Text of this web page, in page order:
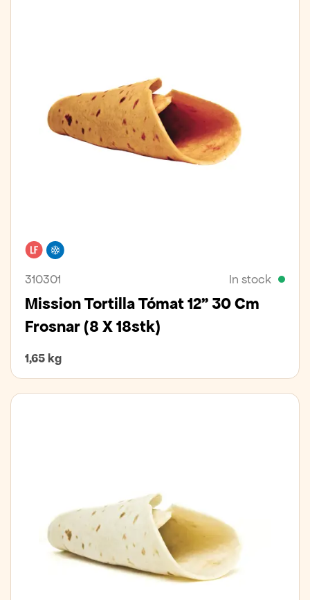
Lactose free
310301 In stock
Mission Tortilla Tómat 12" 30 Cm
Frosnar (8 X 18stk)
1,65 kg